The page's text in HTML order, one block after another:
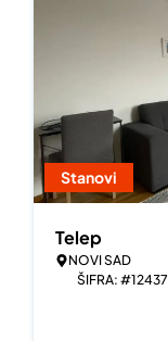
Stanovi
Telep
NOVI SAD
ŠIFRA: #12437